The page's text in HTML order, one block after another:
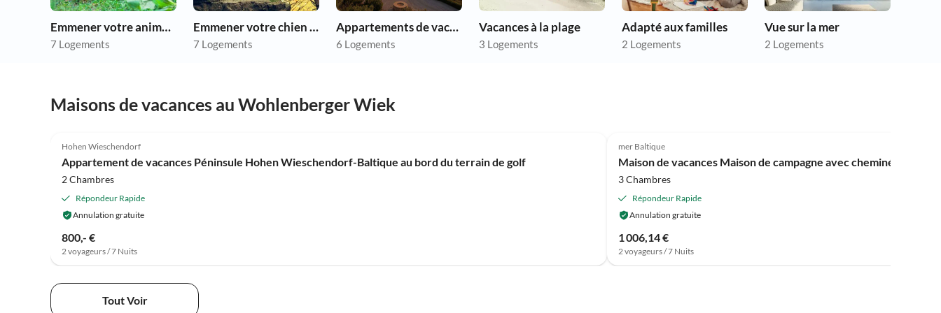
Emmener votre animal en vacances
7 Logements
Emmener votre chien en vacances
7 Logements
Appartements de vacances pas chers
6 Logements
Vacances à la plage
3 Logements
Adapté aux familles
2 Logements
Vue sur la mer
2 Logements
Maisons de vacances au Wohlenberger Wiek
Hohen Wieschendorf
Appartement de vacances Péninsule Hohen Wieschendorf-Baltique au bord du terrain de golf
2 Chambres
Répondeur Rapide
Annulation gratuite
800,- €
2 voyageurs / 7 Nuits
mer Baltique
Maison de vacances Maison de campagne avec cheminée
3 Chambres
Répondeur Rapide
Annulation gratuite
1 006,14 €
2 voyageurs / 7 Nuits
Tout Voir